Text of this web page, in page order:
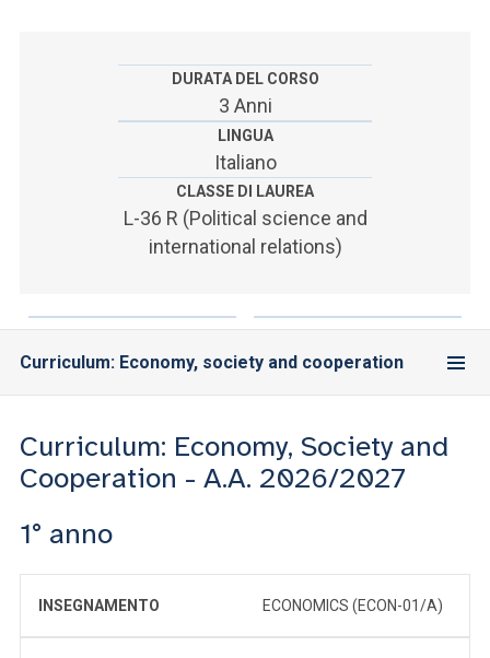
DURATA DEL CORSO
3 Anni
LINGUA
Italiano
CLASSE DI LAUREA
L-36 R (Political science and
international relations)
Curriculum: Economy, society and cooperation
Curriculum: Economy, Society and
Cooperation - A.A. 2026/2027
1° anno
INSEGNAMENTO ECONOMICS (ECON-01/A)